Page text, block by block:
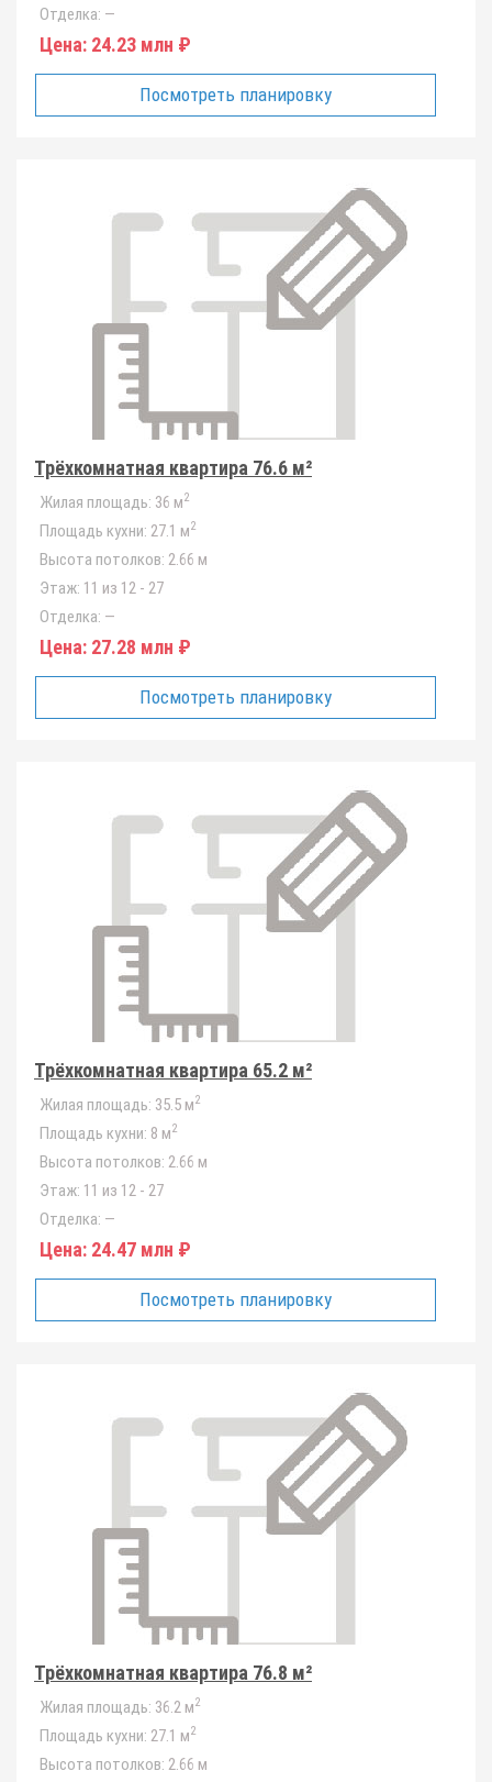
Отделка: —
Цена: 24.23 млн ₽
Посмотреть планировку
Трёхкомнатная квартира 76.6 м²
Жилая площадь: 36 м2
Площадь кухни: 27.1 м2
Высота потолков: 2.66 м
Этаж: 11 из 12 - 27
Отделка: —
Цена: 27.28 млн ₽
Посмотреть планировку
Трёхкомнатная квартира 65.2 м²
Жилая площадь: 35.5 м2
Площадь кухни: 8 м2
Высота потолков: 2.66 м
Этаж: 11 из 12 - 27
Отделка: —
Цена: 24.47 млн ₽
Посмотреть планировку
Трёхкомнатная квартира 76.8 м²
Жилая площадь: 36.2 м2
Площадь кухни: 27.1 м2
Высота потолков: 2.66 м